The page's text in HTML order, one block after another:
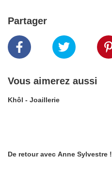
Partager
Vous aimerez aussi
Khôl - Joaillerie
De retour avec Anne Sylvestre !